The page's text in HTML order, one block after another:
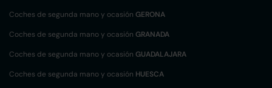
Coches de segunda mano y ocasión GERONA
Coches de segunda mano y ocasión GRANADA
Coches de segunda mano y ocasión GUADALAJARA
Coches de segunda mano y ocasión HUESCA